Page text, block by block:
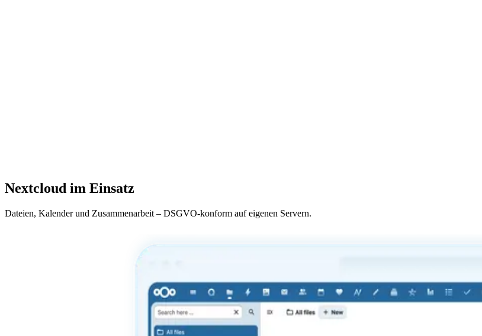
Nextcloud im Einsatz
Dateien, Kalender und Zusammenarbeit – DSGVO-konform auf eigenen Servern.